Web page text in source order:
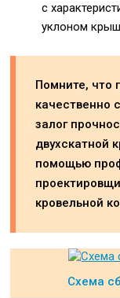
с
уклоном
Помните, что
качественно
залог
двухскатной
помощью
кровельной
Схема